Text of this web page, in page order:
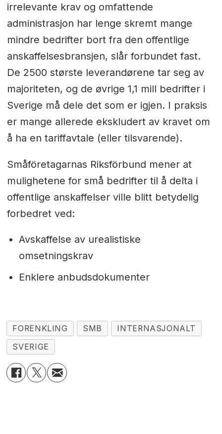
irrelevante krav og omfattende
administrasjon har lenge skremt mange
mindre bedrifter bort fra den offentlige
anskaffelsesbransjen, slår forbundet fast.
De 2500 største leverandørene tar seg av
majoriteten, og de øvrige 1,1 mill bedrifter i
Sverige må dele det som er igjen. I praksis
er mange allerede ekskludert av kravet om
å ha en tariffavtale (eller tilsvarende).
Småföretagarnas Riksförbund mener at
mulighetene for små bedrifter til å delta i
offentlige anskaffelser ville blitt betydelig
forbedret ved:
Avskaffelse av urealistiske
omsetningskrav
Enklere anbudsdokumenter
FORENKLING SMB
INTERNASJONALT
SVERIGE